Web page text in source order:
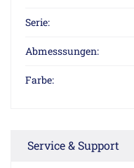
Serie:
Abmesssungen:
Farbe:
Service & Support